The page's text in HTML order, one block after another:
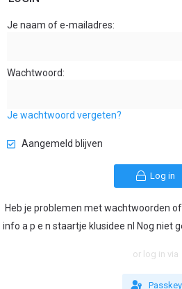
Je naam of e-mailadres
Wachtwoord
Je wachtwoord vergeten?
Aangemeld blijven
Log in
Heb je problemen met wachtwoorden
info a p e n staartje klusidee nl Nog niet
or log in via
Passkey